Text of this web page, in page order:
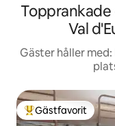
Val
Gäster håller
Populär gästfavorit
Gästfavorit